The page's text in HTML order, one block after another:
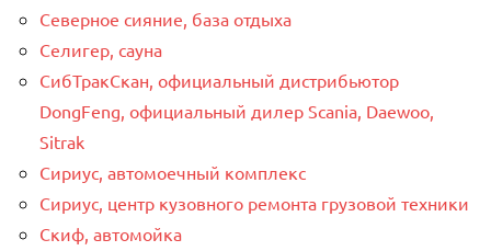
Северное сияние, база отдыха
Селигер, сауна
СибТракСкан, официальный дистрибьютор
DongFeng, официальный дилер Scania, Daewoo,
Sitrak
Сириус, автомоечный комплекс
Сириус, центр кузовного ремонта грузовой техники
Скиф, автомойка